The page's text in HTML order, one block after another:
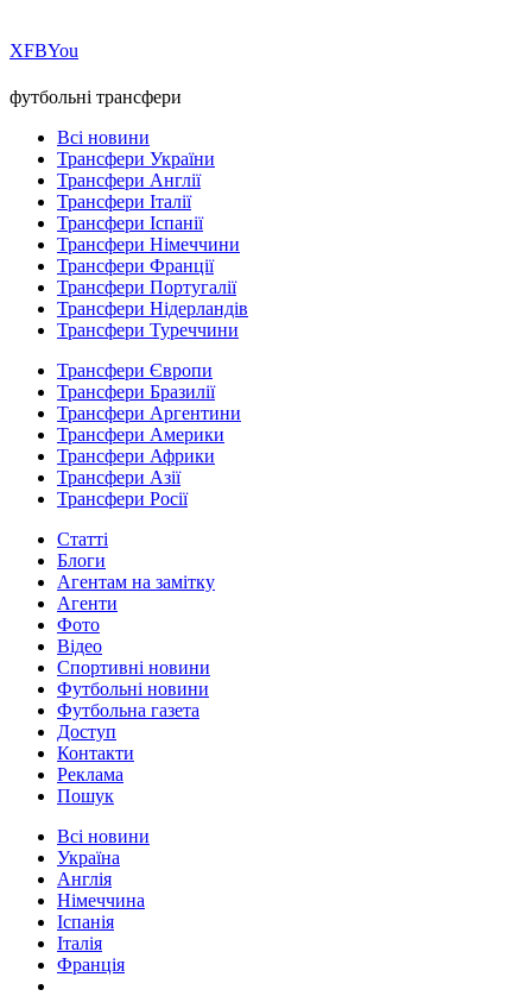
ХFBYou
футбольні трансфери
Всі новини
Трансфери України
Трансфери Англії
Трансфери Італії
Трансфери Іспанії
Трансфери Німеччини
Трансфери Франції
Трансфери Португалії
Трансфери Нідерландів
Трансфери Туреччини
Трансфери Європи
Трансфери Бразилії
Трансфери Аргентини
Трансфери Америки
Трансфери Африки
Трансфери Азії
Трансфери Росії
Статті
Блоги
Агентам на замітку
Агенти
Фото
Відео
Спортивні новини
Футбольні новини
Футбольна газета
Доступ
Контакти
Реклама
Пошук
Всі новини
Україна
Англія
Німеччина
Іспанія
Італія
Франція